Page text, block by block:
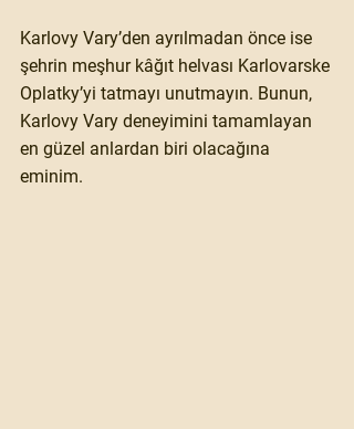
Karlovy Vary’den ayrılmadan önce ise
şehrin meşhur kâğıt helvası Karlovarske
Oplatky’yi tatmayı unutmayın. Bunun,
Karlovy Vary deneyimini tamamlayan
en güzel anlardan biri olacağına
eminim.